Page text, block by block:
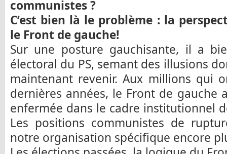
communistes ?
C’est bien là le problème : la
le Front de gauche!
Sur une posture gauchisante, il a
électoral du PS, semant des illusions
maintenant revenir. Aux millions qui
dernières années, le Front de gauche
enfermée dans le cadre institutionnel
Les positions communistes de
notre organisation spécifique encore